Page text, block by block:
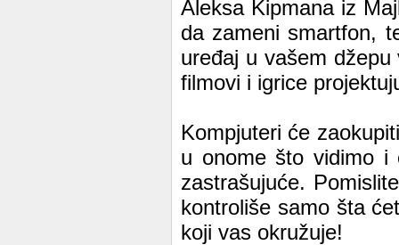
Aleksa Kipmana iz
da zameni smartfon,
uređaj u vašem
filmovi i igrice
Kompjuteri će
u onome što vidimo i
zastrašujuće.
kontroliše samo šta
koji vas okružuje!